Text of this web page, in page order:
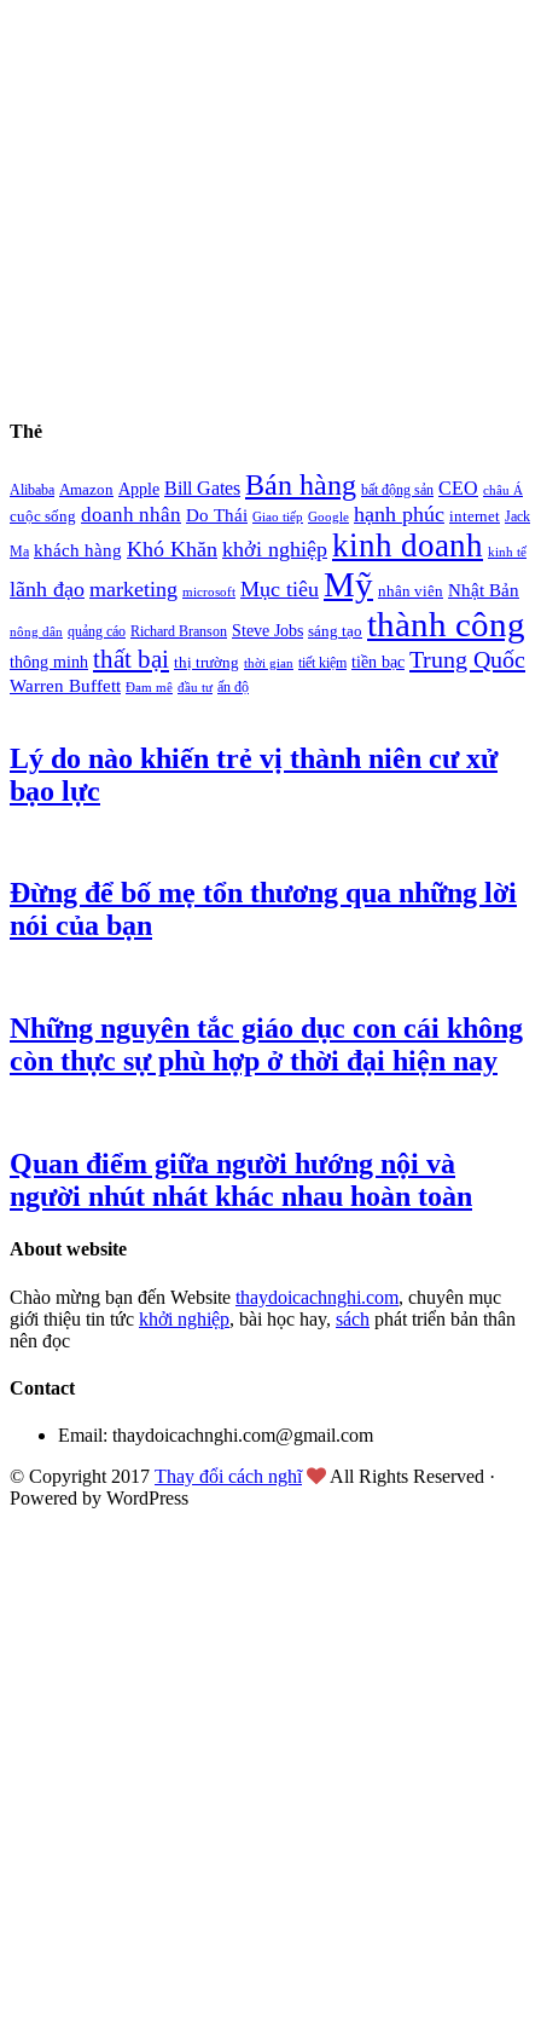
Thẻ
Alibaba Amazon Apple Bill Gates Bán hàng bất động sản CEO châu Á
cuộc sống doanh nhân Do Thái Giao tiếp Google hạnh phúc internet Jack
Ma khách hàng Khó Khăn khởi nghiệp kinh doanh kinh tế
lãnh đạo marketing microsoft Mục tiêu Mỹ nhân viên Nhật Bản
nông dân quảng cáo Richard Branson Steve Jobs sáng tạo thành công
thông minh thất bại thị trường thời gian tiết kiệm tiền bạc Trung Quốc
Warren Buffett Đam mê đầu tư ấn độ
Lý do nào khiến trẻ vị thành niên cư xử
bạo lực
Đừng để bố mẹ tổn thương qua những lời
nói của bạn
Những nguyên tắc giáo dục con cái không
còn thực sự phù hợp ở thời đại hiện nay
Quan điểm giữa người hướng nội và
người nhút nhát khác nhau hoàn toàn
About website
Chào mừng bạn đến Website thaydoicachnghi.com, chuyên mục
giới thiệu tin tức khởi nghiệp, bài học hay, sách phát triển bản thân
nên đọc
Contact
Email: thaydoicachnghi.com@gmail.com
© Copyright 2017 Thay đổi cách nghĩ
All Rights Reserved ·
Powered by WordPress